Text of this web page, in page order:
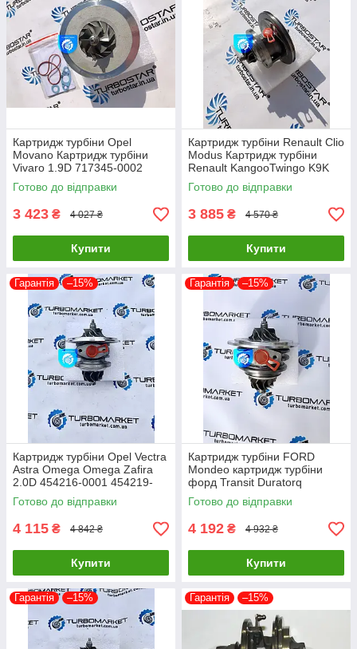
Картридж турбіни Opel
Movano Картридж турбіни
Vivaro 1.9D 717345-0002
717348-0001 703245-0002
751768-0003
Готово до відправки
3 423 ₴ 4 027 ₴
Купити
Картридж турбіни Renault Clio
Modus Картридж турбіни
Renault KangooTwingo K9K
1.5D 54359700011
54359700012
Готово до відправки
3 885 ₴ 4 570 ₴
Купити
Гарантія –15%
Картридж турбіни Opel Vectra
Astra Omega Omega Zafira
2.0D 454216-0001 454219-
0002 454219-0005
Готово до відправки
4 115 ₴ 4 842 ₴
Купити
Гарантія –15%
Картридж турбіни FORD
Mondeo картридж турбіни
форд Transit Duratorq
726194-0005 726194-0004
726194-0003
Готово до відправки
4 192 ₴ 4 932 ₴
Купити
Гарантія –15% Гарантія –15%